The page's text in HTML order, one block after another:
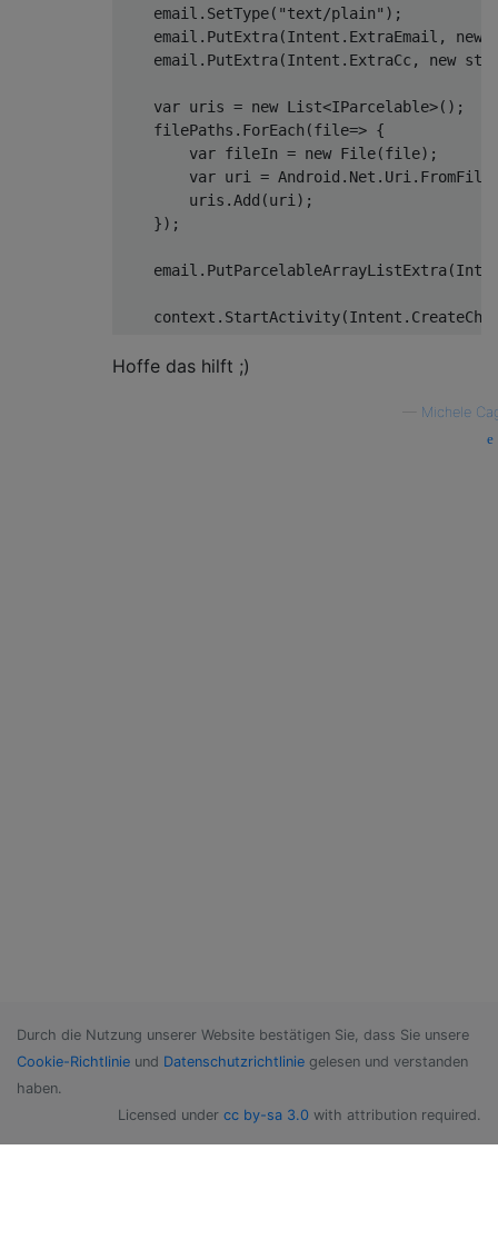
    email
. SetType( "text/plain" );
    email
. PutExtra(Intent . ExtraEmail , new
    email
. PutExtra(Intent . ExtraCc , new
var uris = new List<IParcelable>();
    filePaths
. ForEach (file=> {
var fileIn = new File(file);
var uri = Android . Net . Uri . FromFile
        uris
.Add (uri );
});
    email
. PutParcelableArrayListExtra(
    context
. StartActivity(Intent .
Hoffe das hilft ;)
Michele
Durch die Nutzung unserer Website bestätigen Sie, dass Sie unsere
Cookie-Richtlinie und Datenschutzrichtlinie gelesen und verstanden
haben.
Licensed under cc by-sa 3.0 with attribution required.